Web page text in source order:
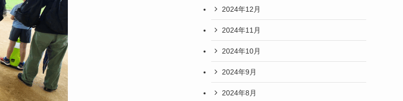
2024年12月
2024年11月
2024年10月
2024年9月
2024年8月